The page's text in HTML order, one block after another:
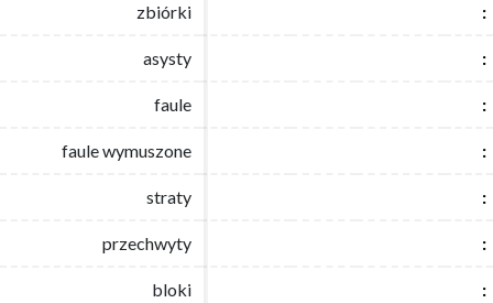
zbiórki
asysty
faule
faule wymuszone
straty
przechwyty
bloki
zbiórki :
asysty :
faule :
faule wymuszone :
straty :
przechwyty :
bloki :